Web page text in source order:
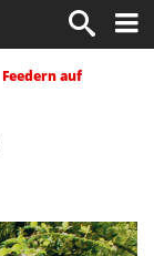
Feedern auf